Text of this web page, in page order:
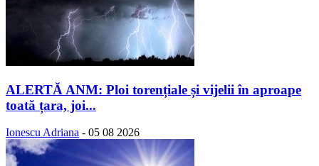
ALERTĂ ANM: Ploi torențiale și vijelii în aproape
toată țara, joi...
Ionescu Adriana - 05 08 2026